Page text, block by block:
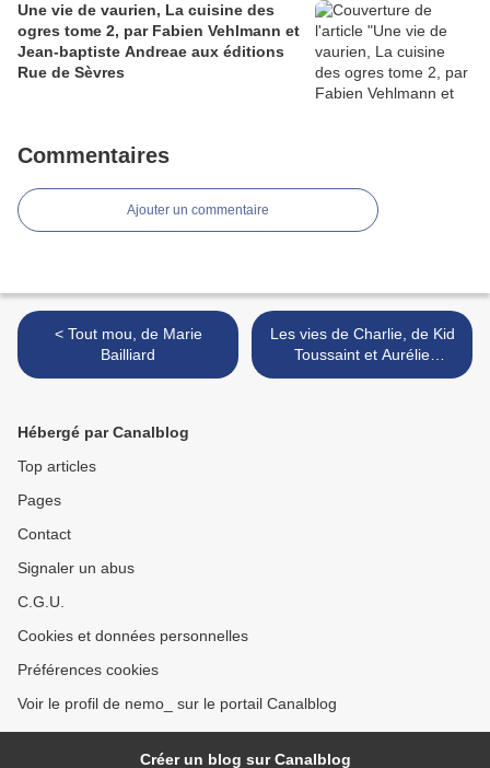
Une vie de vaurien, La cuisine des
ogres tome 2, par Fabien Vehlmann et
Jean-baptiste Andreae aux éditions
Rue de Sèvres
Commentaires
Ajouter un commentaire
< Tout mou, de Marie
Bailliard
Les vies de Charlie, de Kid
Toussaint et Aurélie
Guarino >
Hébergé par Canalblog
Top articles
Pages
Contact
Signaler un abus
C.G.U.
Cookies et données personnelles
Préférences cookies
Voir le profil de nemo_ sur le portail Canalblog
Créer un blog sur Canalblog